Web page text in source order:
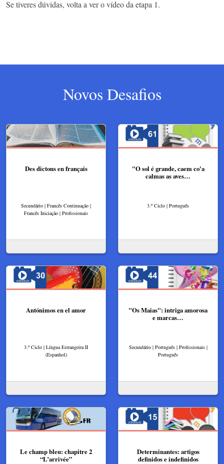
Se tiveres dúvidas, volta a ver o vídeo da etapa 1.
Novos Desafios
Des dictons en français
Secundário | Francês Continuação |
Francês Iniciação | Profissionais
"O sol é grande, caem co'a
calmas as aves…
3.º Ciclo | Português
Antónimos en el amor
3.º Ciclo | Língua Estrangeira II
(Espanhol)
"Os Maias": intriga amorosa
e marcas…
Secundário | Português | Profissionais |
Português
Le champ bleu: chapitre 2
“L’arrivée”
Determinantes: artigos
definidos e indefinidos